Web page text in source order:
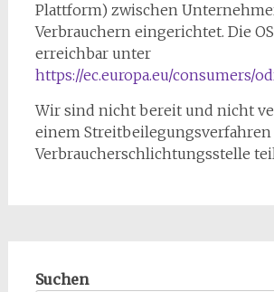
Plattform) zwischen
Verbrauchern eingerichtet. Die
erreichbar unter
https://ec.europa.eu/consumers/
Wir sind nicht bereit und nicht
einem
Verbraucherschlichtungsstelle
Suchen